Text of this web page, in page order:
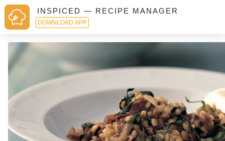
INSPICED — RECIPE MANAGER
DOWNLOAD APP